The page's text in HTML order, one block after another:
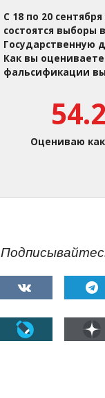
С 18 по 20
состоятся выборы в
Государственную
Как вы
фальсификации
Оцениваю